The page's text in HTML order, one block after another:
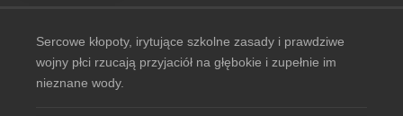
Sercowe kłopoty, irytujące szkolne zasady i prawdziwe
wojny płci rzucają przyjaciół na głębokie i zupełnie im
nieznane wody.